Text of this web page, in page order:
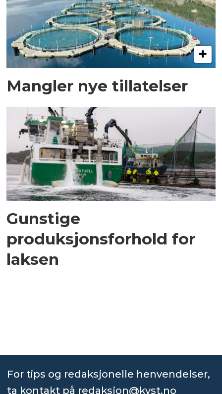
Mangler nye tillatelser
Gunstige
produksjonsforhold for
laksen
For tips og redaksjonelle henvendelser,
ta kontakt på redaksjon@kyst.no